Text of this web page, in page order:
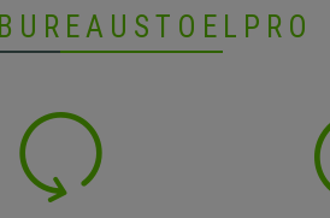
BUREAUSTOELPRO